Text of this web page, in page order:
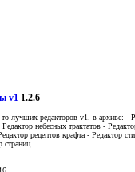
v1 1.2.6
то лучших редакторов v1. в архиве: -
небесных трактатов -
рецептов крафта - Редактор
страниц...